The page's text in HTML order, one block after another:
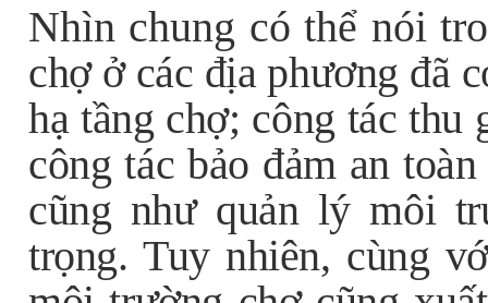
Nhìn chung có thể nói
chợ ở các địa phương đã
hạ tầng chợ; công tác
công tác bảo đảm an
cũng như quản lý môi
trọng. Tuy nhiên, cùng